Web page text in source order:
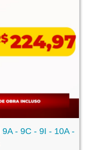
- 9C - 9I - 10A -